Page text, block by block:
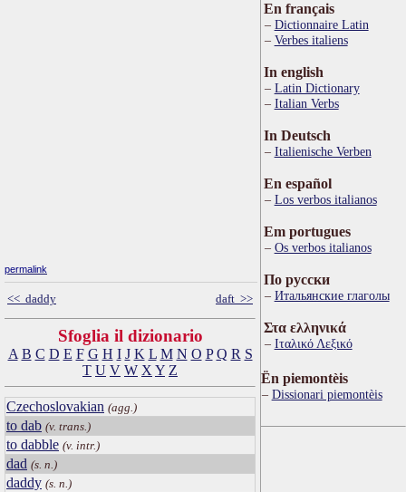
permalink
<< daddy daft >>
Sfoglia il dizionario
A B C D E F G H I J K L M N O P Q R S
T U V W X Y Z
Czechoslovakian (agg.)
to dab (v. trans.)
to dabble (v. intr.)
dad (s. n.)
daddy (s. n.)
En français
Dictionnaire Latin
Verbes italiens
In english
Latin Dictionary
Italian Verbs
In Deutsch
Italienische Verben
En español
Los verbos italianos
Em portugues
Os verbos italianos
По русски
Итальянские глаголы
Στα ελληνικά
Ιταλικό Λεξικό
Ën piemontèis
Dissionari piemontèis